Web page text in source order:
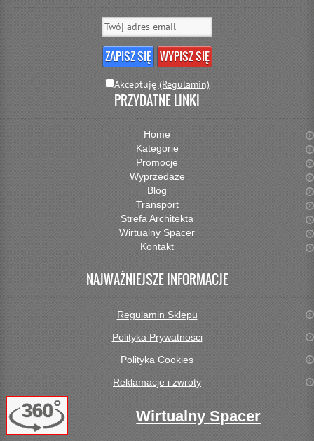
Akceptuję (Regulamin)
PRZYDATNE LINKI
Home
Kategorie
Promocje
Wyprzedaże
Blog
Transport
Strefa Architekta
Wirtualny Spacer
Kontakt
NAJWAŻNIEJSZE INFORMACJE
Regulamin Sklepu
Polityka Prywatności
Polityka Cookies
Reklamacje i zwroty
Wirtualny Spacer